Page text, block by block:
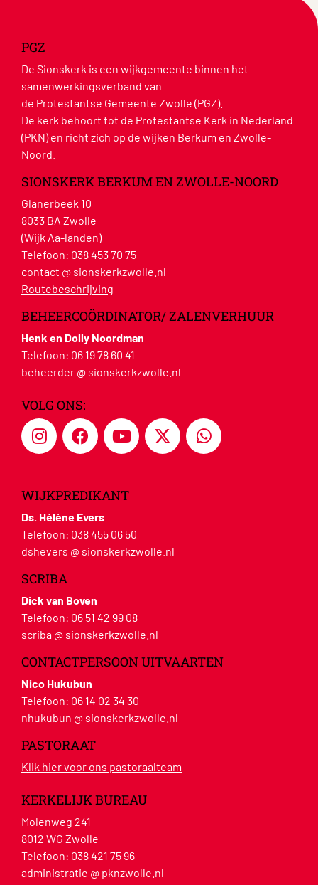
PGZ
De Sionskerk is een wijkgemeente binnen het
samenwerkingsverband van
de Protestantse Gemeente Zwolle (PGZ).
De kerk behoort tot de Protestantse Kerk in Nederland
(PKN) en richt zich op de wijken Berkum en Zwolle-
Noord.
SIONSKERK BERKUM EN ZWOLLE-NOORD
Glanerbeek 10
8033 BA Zwolle
(Wijk Aa-landen)
Telefoon: 038 453 70 75
contact @ sionskerkzwolle.nl
Routebeschrijving
BEHEERCOÖRDINATOR/ ZALENVERHUUR
Henk en Dolly Noordman
Telefoon: 06 19 78 60 41
beheerder @ sionskerkzwolle.nl
VOLG ONS:
WIJKPREDIKANT
Ds. Hélène Evers
Telefoon: 038 455 06 50
dshevers @ sionskerkzwolle.nl
SCRIBA
Dick van Boven
Telefoon: 06 51 42 99 08
scriba @ sionskerkzwolle.nl
CONTACTPERSOON UITVAARTEN
Nico Hukubun
Telefoon: 06 14 02 34 30
nhukubun @ sionskerkzwolle.nl
PASTORAAT
Klik hier voor ons pastoraalteam
KERKELIJK BUREAU
Molenweg 241
8012 WG Zwolle
Telefoon: 038 421 75 96
administratie @ pknzwolle.nl